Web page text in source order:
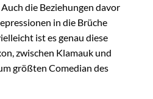
die Beziehungen davor
in die Brüche
ist es genau diese
zwischen Klamauk und
größten Comedian des